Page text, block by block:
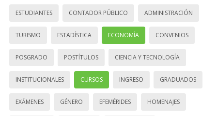
ESTUDIANTES CONTADOR PÚBLICO ADMINISTRACIÓN
TURISMO ESTADÍSTICA ECONOMÍA CONVENIOS
POSGRADO POSTÍTULOS CIENCIA Y TECNOLOGÍA
INSTITUCIONALES CURSOS INGRESO GRADUADOS
EXÁMENES GÉNERO EFEMÉRIDES HOMENAJES